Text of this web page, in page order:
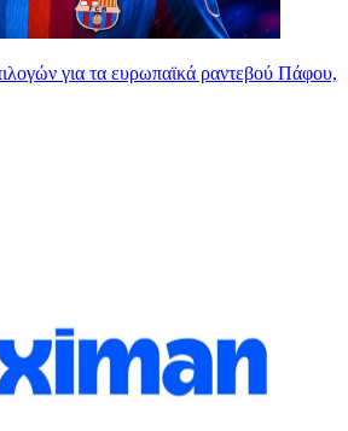
για τα ευρωπαϊκά ραντεβού Πάφου,